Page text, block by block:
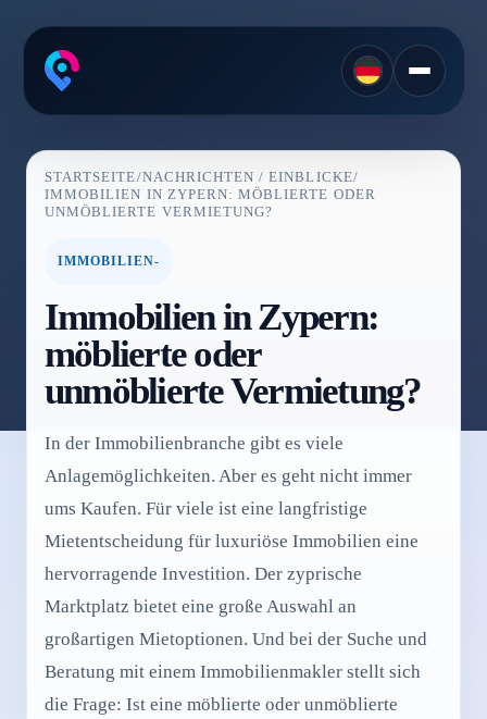
STARTSEITE/NACHRICHTEN / EINBLICKE/
IMMOBILIEN IN ZYPERN: MÖBLIERTE ODER
UNMÖBLIERTE VERMIETUNG?
IMMOBILIEN-
Immobilien in Zypern:
möblierte oder
unmöblierte Vermietung?
In der Immobilienbranche gibt es viele
Anlagemöglichkeiten. Aber es geht nicht immer
ums Kaufen. Für viele ist eine langfristige
Mietentscheidung für luxuriöse Immobilien eine
hervorragende Investition. Der zyprische
Marktplatz bietet eine große Auswahl an
großartigen Mietoptionen. Und bei der Suche und
Beratung mit einem Immobilienmakler stellt sich
die Frage: Ist eine möblierte oder unmöblierte